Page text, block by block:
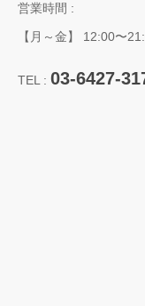
営業時間 :
【月～金】 12:00〜
TEL : 03-6427-